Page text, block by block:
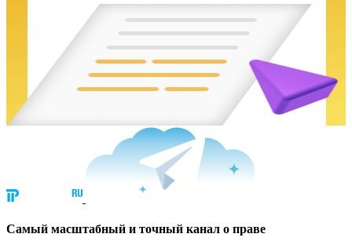
Cамый масштабный и точный канал о праве